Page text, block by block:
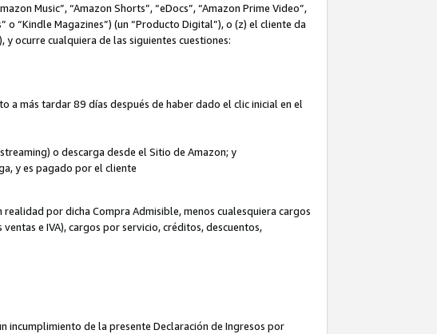
Music”, “Amazon Shorts”, “eDocs”, “Amazon Prime Video”,
o “Kindle Magazines”) (un “Producto Digital”), o (z) el cliente da
y ocurre cualquiera de las siguientes cuestiones:
más tardar 89 días después de haber dado el clic inicial en el
o descarga desde el Sitio de Amazon; y
y es pagado por el cliente
por dicha Compra Admisible, menos cualesquiera cargos
e IVA), cargos por servicio, créditos, descuentos,
incumplimiento de la presente Declaración de Ingresos por